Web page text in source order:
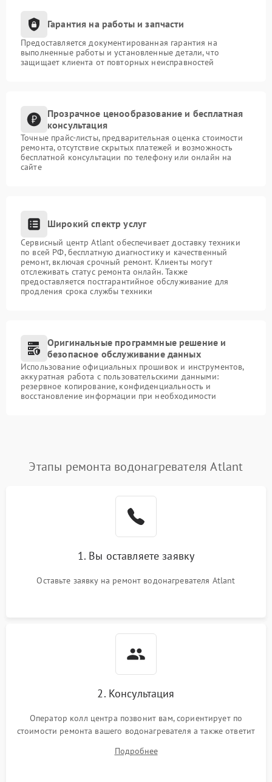
Гарантия на работы и запчасти
Предоставляется документированная гарантия на
выполненные работы и установленные детали, что
защищает клиента от повторных неисправностей
Прозрачное ценообразование и бесплатная
консультация
Точные прайс-листы, предварительная оценка стоимости
ремонта, отсутствие скрытых платежей и возможность
бесплатной консультации по телефону или онлайн на
сайте
Широкий спектр услуг
Сервисный центр Atlant обеспечивает доставку техники
по всей РФ, бесплатную диагностику и качественный
ремонт, включая срочный ремонт. Клиенты могут
отслеживать статус ремонта онлайн. Также
предоставляется постгарантийное обслуживание для
продления срока службы техники
Оригинальные программные решение и
безопасное обслуживание данных
Использование официальных прошивок и инструментов,
аккуратная работа с пользовательскими данными:
резервное копирование, конфиденциальность и
восстановление информации при необходимости
Этапы ремонта водонагревателя Atlant
1. Вы оставляете заявку
Оставьте заявку на ремонт водонагревателя Atlant
2. Консультация
Оператор колл центра позвонит вам, сориентирует по
стоимости ремонта вашего водонагревателя а также ответит
Подробнее